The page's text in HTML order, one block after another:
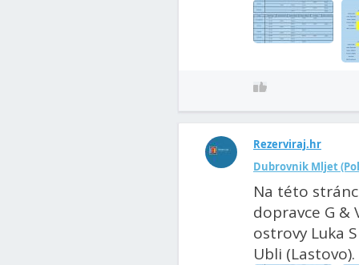
Rezerviraj.hr
Dubrovnik Mljet
Na této
dopravce G &
ostrovy Luka
Ubli